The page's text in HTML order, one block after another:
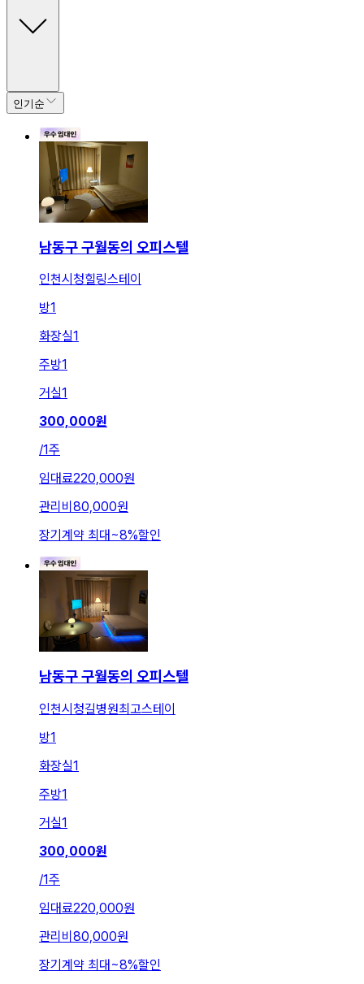
인기순
남동구 구월동의 오피스텔
인천시청힐링스테이
방1
화장실1
주방1
거실1
300,000원
/1주
임대료220,000원
관리비 80,000원
장기계약 최대 ~8%할인
남동구 구월동의 오피스텔
인천시청길병원최고스테이
방1
화장실1
주방1
거실1
300,000원
/1주
임대료220,000원
관리비 80,000원
장기계약 최대~8%할인